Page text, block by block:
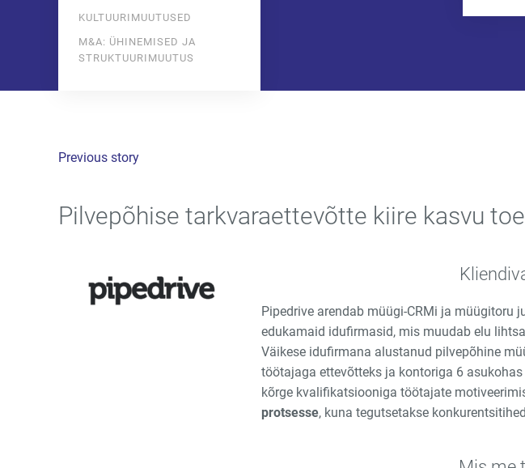
KULTUURIMUUTUSED
M&A: ÜHINEMISED JA
STRUKTUURIMUUTUS
Previous story
Pilvepõhise tarkvaraettevõtte kiire kasvu
Pipedrive arendab müügi-CRMi ja müügitoru
edukamaid idufirmasid, mis muudab elu
Väikese idufirmana alustanud pilvepõhine
töötajaga ettevõtteks ja kontoriga 6
kõrge kvalifikatsiooniga töötajate
protsesse, kuna tegutsetakse